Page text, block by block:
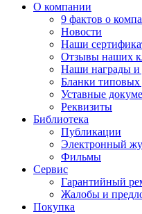
О компании
9 фактов о
Новости
Наши
Отзывы наших
Наши награды
Бланки типовых
Уставные
Реквизиты
Библиотека
Публикации
Электронный
Фильмы
Сервис
Гарантийный
Жалобы и
Покупка